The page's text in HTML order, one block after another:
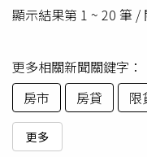
顯示結果第 1 ~ 20 筆 /
更多相關新聞關鍵字：
房市
房貸 限
更多